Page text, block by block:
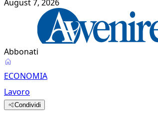
August 7, 2026
Abbonati
ECONOMIA
Lavoro
Condividi